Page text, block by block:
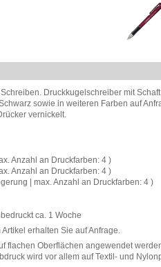
Druckkugelschreiber mit
sowie in weiteren Farben auf
vernickelt.
Anzahl an Druckfarben: 4 )
Anzahl an Druckfarben: 4 )
| max. Anzahl an Druckfarben: 4 )
ca. 1 Woche
erhalten Sie auf Anfrage.
flachen Oberflächen angewendet
wird vor allem auf Textil- und